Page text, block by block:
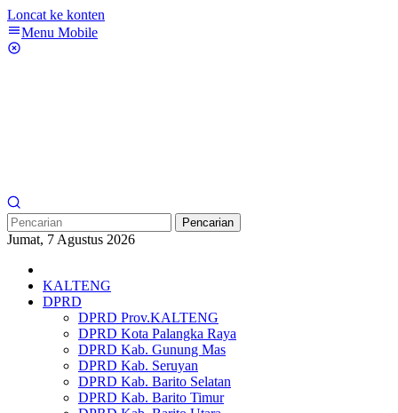
Loncat ke konten
Menu Mobile
Pencarian
Jumat, 7 Agustus 2026
KALTENG
DPRD
DPRD Prov.KALTENG
DPRD Kota Palangka Raya
DPRD Kab. Gunung Mas
DPRD Kab. Seruyan
DPRD Kab. Barito Selatan
DPRD Kab. Barito Timur